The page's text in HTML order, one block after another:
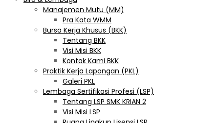
Manajemen Mutu (MM)
Pra Kata WMM
Bursa Kerja Khusus (BKK)
Tentang BKK
Visi Misi BKK
Kontak Kami BKK
Praktik Kerja Lapangan (PKL)
Galeri PKL
Lembaga Sertifikasi Profesi (LSP)
Tentang LSP SMK KRIAN 2
Visi Misi LSP